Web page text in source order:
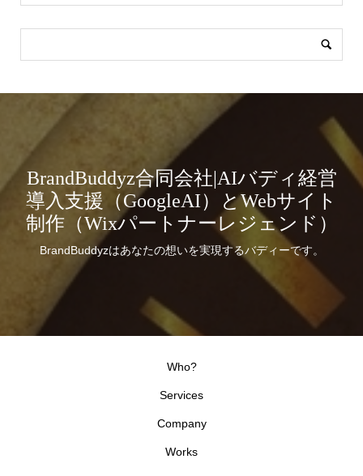
BrandBuddyz合同会社|AIバディ経営
導入支援（GoogleAI）とWebサイト
制作（Wixパートナーレジェンド）
BrandBuddyzはあなたの想いを実現するバディーです。
Who?
Services
Company
Works